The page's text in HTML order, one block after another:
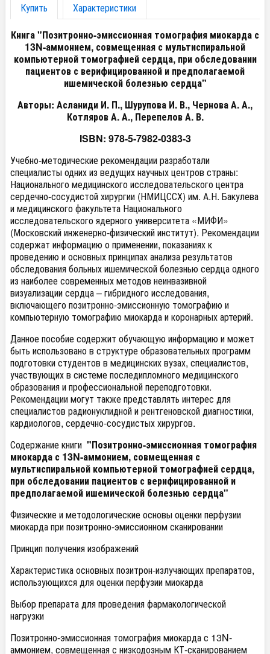
Купить
Характеристики
Книга "Позитронно-эмиссионная томография миокарда с
13N-аммонием, совмещенная с мультиспиральной
компьютерной томографией сердца, при обследовании
пациентов с верифицированной и предполагаемой
ишемической болезнью сердца"
Авторы: Асланиди И. П., Шурупова И. В., Чернова А. А.,
Котляров А. А., Перепелов А. В.
ISBN: 978-5-7982-0383-3
Учебно-методические рекомендации разработали
специалисты одних из ведущих научных центров страны:
Национального медицинского исследовательского центра
сердечно-сосудистой хирургии (НМИЦССХ) им. А.Н. Бакулева
и медицинского факультета Национального
исследовательского ядерного университета «МИФИ»
(Московский инженерно-физический институт). Рекомендации
содержат информацию о применении, показаниях к
проведению и основных принципах анализа результатов
обследования больных ишемической болезнью сердца одного
из наиболее современных методов неинвазивной
визуализации сердца – гибридного исследования,
включающего позитронно-эмиссионную томографию и
компьютерную томографию миокарда и коронарных артерий.
Данное пособие содержит обучающую информацию и может
быть использовано в структуре образовательных программ
подготовки студентов в медицинских вузах, специалистов,
участвующих в системе последипломного медицинского
образования и профессиональной переподготовки.
Рекомендации могут также представлять интерес для
специалистов радионуклидной и рентгеновской диагностики,
кардиологов, сердечно-сосудистых хирургов.
Содержание книги "Позитронно-эмиссионная томография
миокарда с 13N-аммонием, совмещенная с
мультиспиральной компьютерной томографией сердца,
при обследовании пациентов с верифицированной и
предполагаемой ишемической болезнью сердца"
Физические и методологические основы оценки перфузии
миокарда при позитронно-эмиссионном сканировании
Принцип получения изображений
Характеристика основных позитрон-излучающих препаратов,
использующихся для оценки перфузии миокарда
Выбор препарата для проведения фармакологической
нагрузки
Позитронно-эмиссионная томография миокарда с 13N-
аммонием, совмещенная с низкодозным КТ-сканированием